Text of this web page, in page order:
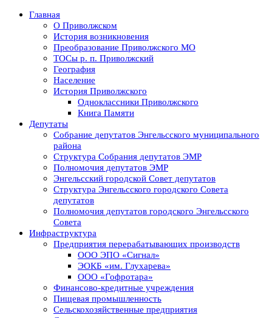
Главная
О Приволжском
История возникновения
Преобразование Приволжского МО
ТОСы р. п. Приволжский
География
Население
История Приволжского
Одноклассники Приволжского
Книга Памяти
Депутаты
Собрание депутатов Энгельсского муниципального
района
Структура Собрания депутатов ЭМР
Полномочия депутатов ЭМР
Энгельсский городской Совет депутатов
Структура Энгельсского городского Совета
депутатов
Полномочия депутатов городского Энгельсского
Совета
Инфраструктура
Предприятия перерабатывающих производств
ООО ЭПО «Сигнал»
ЭОКБ «им. Глухарева»
ООО «Гофротара»
Финансово-кредитные учреждения
Пищевая промышленность
Сельскохозяйственные предприятия